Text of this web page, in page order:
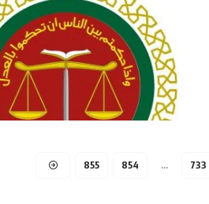
733
…
854
855